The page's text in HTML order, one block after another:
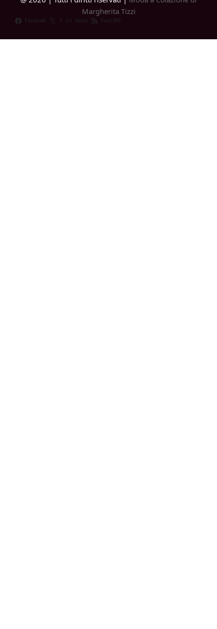
Margherita Tizzi
Facebook X News Feed RSS